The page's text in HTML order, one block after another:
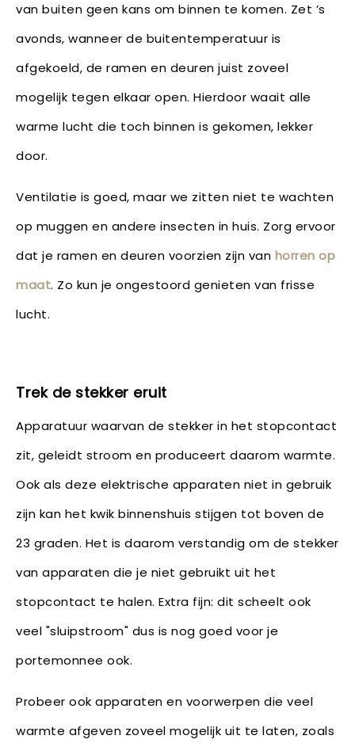
van buiten geen kans om binnen te komen. Zet ’s
avonds, wanneer de buitentemperatuur is
afgekoeld, de ramen en deuren juist zoveel
mogelijk tegen elkaar open. Hierdoor waait alle
warme lucht die toch binnen is gekomen, lekker
door.
Ventilatie is goed, maar we zitten niet te wachten
op muggen en andere insecten in huis. Zorg ervoor
dat je ramen en deuren voorzien zijn van horren op
maat. Zo kun je ongestoord genieten van frisse
lucht.
Trek de stekker eruit
Apparatuur waarvan de stekker in het stopcontact
zit, geleidt stroom en produceert daarom warmte.
Ook als deze elektrische apparaten niet in gebruik
zijn kan het kwik binnenshuis stijgen tot boven de
23 graden. Het is daarom verstandig om de stekker
van apparaten die je niet gebruikt uit het
stopcontact te halen. Extra fijn: dit scheelt ook
veel "sluipstroom" dus is nog goed voor je
portemonnee ook.
Probeer ook apparaten en voorwerpen die veel
warmte afgeven zoveel mogelijk uit te laten, zoals